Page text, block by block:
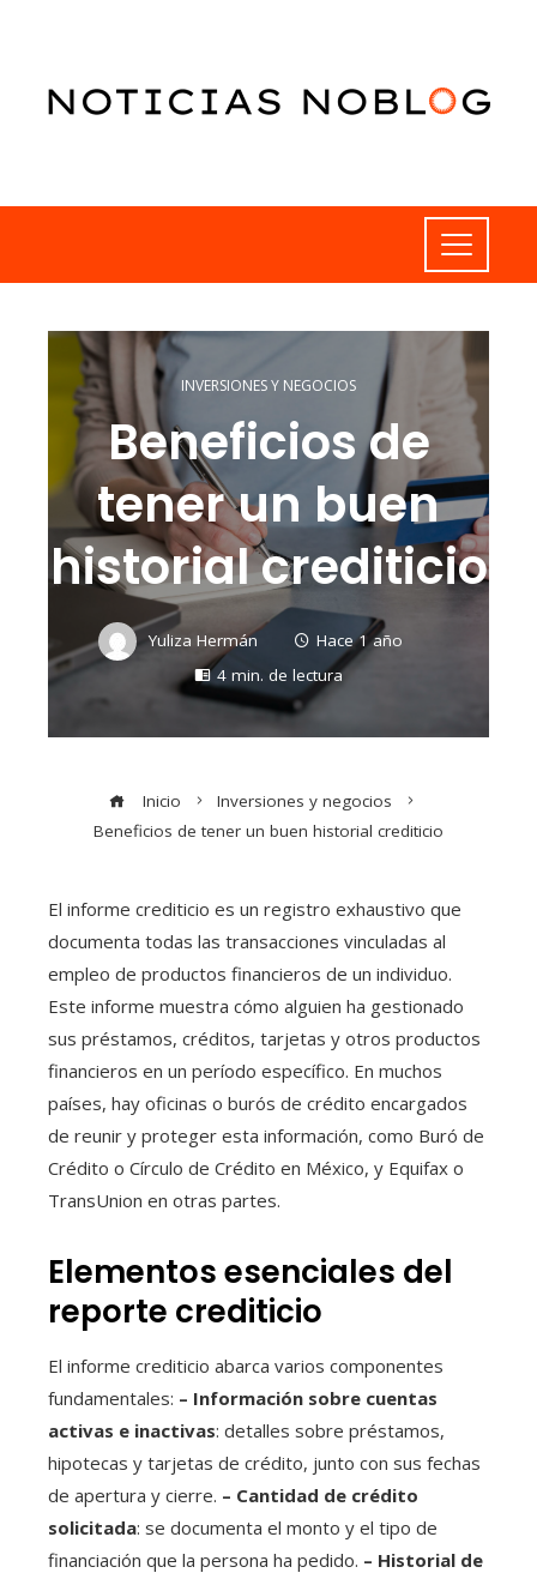
INVERSIONES Y NEGOCIOS
Beneficios de
tener un buen
historial crediticio
Yuliza Hermán
Hace 1 año
4 min. de lectura
Inicio
Inversiones y negocios
Beneficios de tener un buen historial crediticio
El informe crediticio es un registro exhaustivo que
documenta todas las transacciones vinculadas al
empleo de productos financieros de un individuo.
Este informe muestra cómo alguien ha gestionado
sus préstamos, créditos, tarjetas y otros productos
financieros en un período específico. En muchos
países, hay oficinas o burós de crédito encargados
de reunir y proteger esta información, como Buró de
Crédito o Círculo de Crédito en México, y Equifax o
TransUnion en otras partes.
Elementos esenciales del
reporte crediticio
El informe crediticio abarca varios componentes
fundamentales: – Información sobre cuentas
activas e inactivas: detalles sobre préstamos,
hipotecas y tarjetas de crédito, junto con sus fechas
de apertura y cierre. – Cantidad de crédito
solicitada: se documenta el monto y el tipo de
financiación que la persona ha pedido. – Historial de